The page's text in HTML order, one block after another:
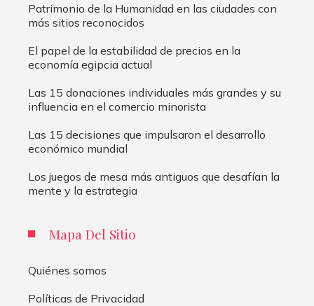
Patrimonio de la Humanidad en las ciudades con
más sitios reconocidos
El papel de la estabilidad de precios en la
economía egipcia actual
Las 15 donaciones individuales más grandes y su
influencia en el comercio minorista
Las 15 decisiones que impulsaron el desarrollo
económico mundial
Los juegos de mesa más antiguos que desafían la
mente y la estrategia
Mapa Del Sitio
Quiénes somos
Políticas de Privacidad